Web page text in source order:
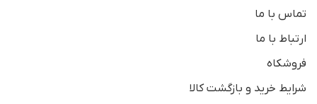
تماس با ما
ارتباط با ما
فروشکاه
شرایط خرید و بازگشت کالا